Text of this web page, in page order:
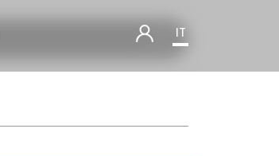
IT